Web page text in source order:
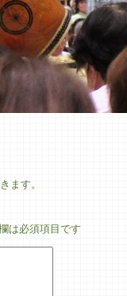
ます。
は必須項目です